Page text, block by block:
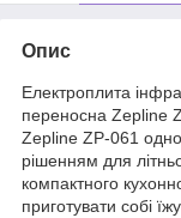
Опис
Електроплита
переносна Zepline
Zepline ZP-061
рішенням для
компактного
приготувати собі